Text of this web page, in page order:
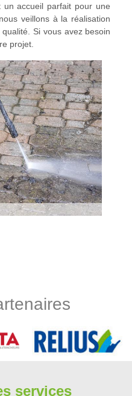
un accueil parfait pour une
veillons à la réalisation
Si vous avez besoin
projet.
ont besoin d’être
leur durée de vie et
nettoyage de terrasse
services